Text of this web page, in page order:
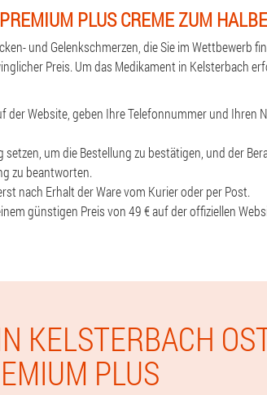
PLUS CREME ZUM
und Gelenkschmerzen, die Sie im Wettbewerb
Preis. Um das Medikament in Kelsterbach
der Website, geben Ihre Telefonnummer und Ihren
um die Bestellung zu bestätigen, und der
zu beantworten.
nach Erhalt der Ware vom Kurier oder per Post.
günstigen Preis von 49 € auf der offiziellen
KELSTERBACH
PLUS